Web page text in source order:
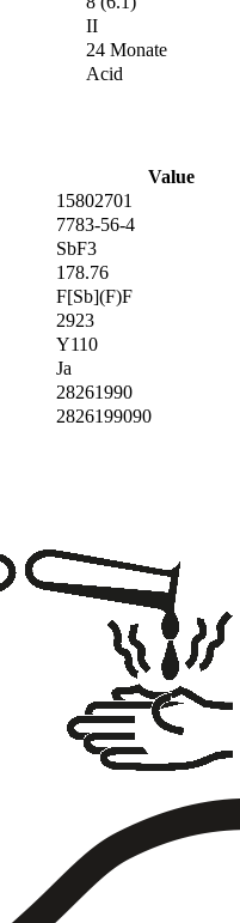
II
24 Monate
Acid
Value
15802701
7783-56-4
SbF3
178.76
F[Sb](F)F
2923
Y110
Ja
28261990
2826199090